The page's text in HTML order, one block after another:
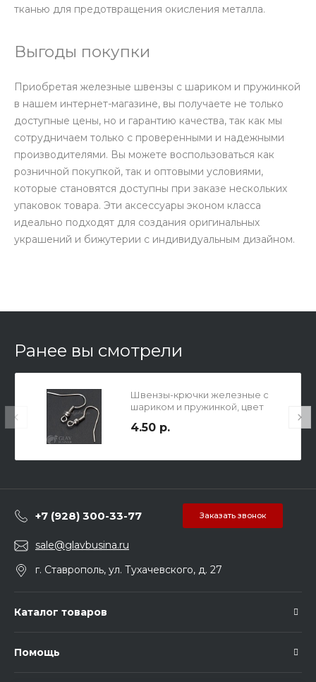
тканью для предотвращения окисления металла.
Выгоды покупки
Приобретая железные швензы с шариком и пружинкой
в нашем интернет-магазине, вы получаете не только
доступные цены, но и гарантию качества, так как мы
сотрудничаем только с проверенными и надежными
производителями. Вы можете воспользоваться как
розничной покупкой, так и оптовыми условиями,
которые становятся доступны при заказе нескольких
упаковок товара. Эти аксессуары эконом класса
идеально подходят для создания оригинальных
украшений и бижутерии с индивидуальным дизайном.
Ранее вы смотрели
Швензы-крючки железные с
шариком и пружинкой, цвет
4.50 р.
+7 (928) 300-33-77 Заказать звонок
sale@glavbusina.ru
г. Ставрополь, ул. Тухачевского, д. 27
Каталог товаров
Помощь